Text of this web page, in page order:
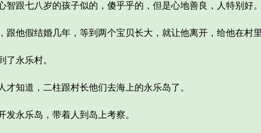
跟七八岁的孩子似的，傻乎乎的，但是心地善良，人特别好
他假结婚几年，等到两个宝贝长大，就让他离开，给他在村
永乐村。
知道，二柱跟村长他们去海上的永乐岛了。
永乐岛，带着人到岛上考察。